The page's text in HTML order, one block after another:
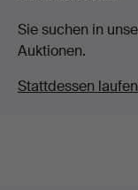
Sie suchen in
Auktionen.
Stattdessen